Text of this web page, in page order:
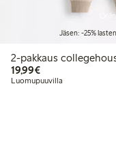
Jäsen: -25%
2-pakkaus
19,99€19,99 €
Luomupuuvilla